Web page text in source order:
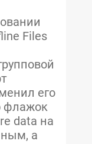
Files
его
флажок
data на
а